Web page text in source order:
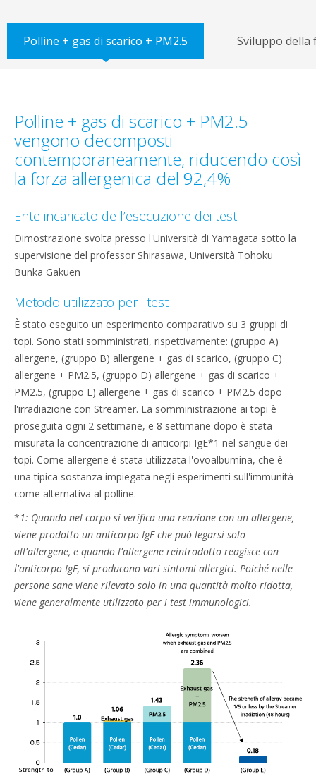
Polline + gas di scarico + PM2.5 Sviluppo della
Polline + gas di scarico + PM2.5
vengono decomposti
contemporaneamente, riducendo così
la forza allergenica del 92,4%
Ente incaricato dell’esecuzione dei test
Dimostrazione svolta presso l'Università di Yamagata sotto la
supervisione del professor Shirasawa, Università Tohoku
Bunka Gakuen
Metodo utilizzato per i test
È stato eseguito un esperimento comparativo su 3 gruppi di
topi. Sono stati somministrati, rispettivamente: (gruppo A)
allergene, (gruppo B) allergene + gas di scarico, (gruppo C)
allergene + PM2.5, (gruppo D) allergene + gas di scarico +
PM2.5, (gruppo E) allergene + gas di scarico + PM2.5 dopo
l'irradiazione con Streamer. La somministrazione ai topi è
proseguita ogni 2 settimane, e 8 settimane dopo è stata
misurata la concentrazione di anticorpi IgE*1 nel sangue dei
topi. Come allergene è stata utilizzata l'ovoalbumina, che è
una tipica sostanza impiegata negli esperimenti sull'immunità
come alternativa al polline.
*1: Quando nel corpo si verifica una reazione con un allergene,
viene prodotto un anticorpo IgE che può legarsi solo
all'allergene, e quando l'allergene reintrodotto reagisce con
l'anticorpo IgE, si producono vari sintomi allergici. Poiché nelle
persone sane viene rilevato solo in una quantità molto ridotta,
viene generalmente utilizzato per i test immunologici.